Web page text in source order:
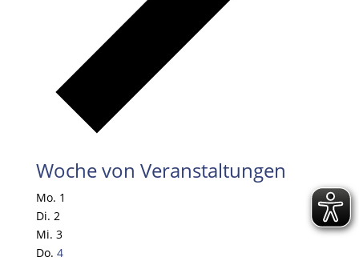
Woche von Veranstaltungen
Mo. 1
Di. 2
Mi. 3
Do. 4